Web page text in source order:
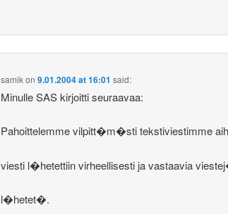
samikon9.01.2004 at 16:01 said:
Minulle SAS kirjoitti seuraavaa:
Pahoittelemme vilpitt�m�sti tekstiviestimme
viesti l�hetettiin virheellisesti ja vastaavia
l�hetet�.